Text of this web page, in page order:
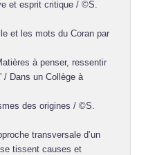
et esprit critique / ©S.
et les mots du Coran par
à penser, ressentir
/ Dans un Collège à
des origines / ©S.
transversale d’un
tissent causes et